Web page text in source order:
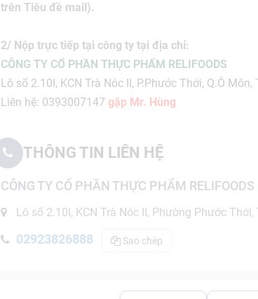
trên Tiêu đề mail).
2/ Nộp trực tiếp tại công ty tại địa chỉ:
CÔNG TY CỔ PHẦN THỰC PHẨM RELIFOODS
Lô số 2.10I, KCN Trà Nóc II, P.Phước Thới, Q.Ô Môn,
Liên hệ: 0393007147 gặp Mr. Hùng
THÔNG TIN LIÊN HỆ
CÔNG TY CỔ PHẦN THỰC PHẨM RELIFOODS
Lô số 2.10I, KCN Trà Nóc II, Phường Phước
02923826888 Sao chép